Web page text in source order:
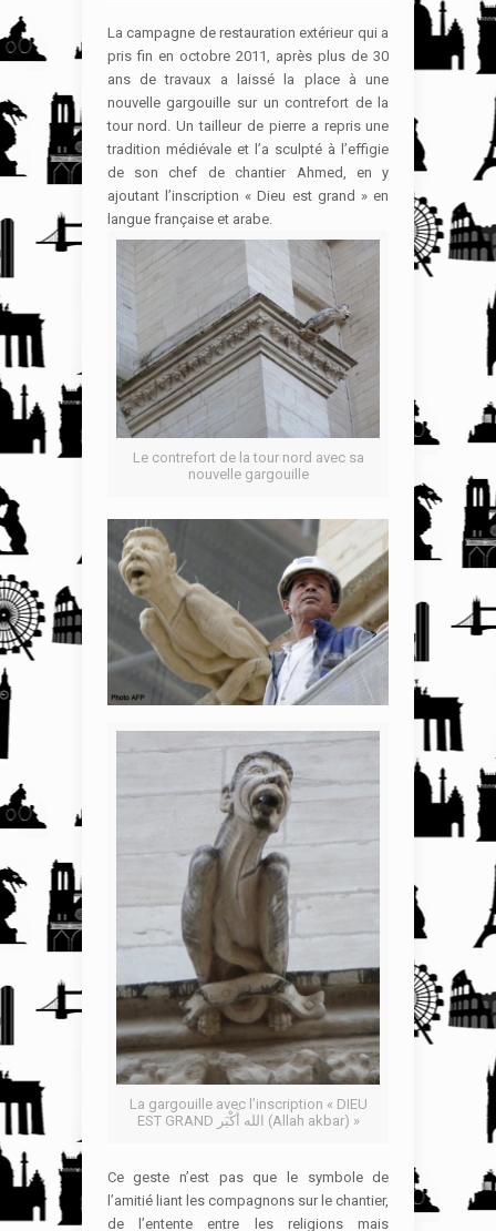
La campagne de restauration extérieur qui a
pris fin en octobre 2011, après plus de 30
ans de travaux a laissé la place à une
nouvelle gargouille sur un contrefort de la
tour nord. Un tailleur de pierre a repris une
tradition médiévale et l’a sculpté à l’effigie
de son chef de chantier Ahmed, en y
ajoutant l’inscription « Dieu est grand » en
langue française et arabe.
Le contrefort de la tour nord avec sa
nouvelle gargouille
La gargouille avec l’inscription « DIEU
EST GRAND الله أَكْبَر (Allah akbar) »
Ce geste n’est pas que le symbole de
l’amitié liant les compagnons sur le chantier,
de l’entente entre les religions mais